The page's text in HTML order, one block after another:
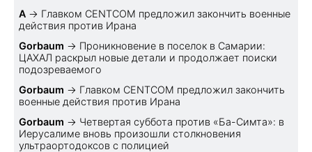
A → Главком CENTCOM предложил закончить военные
действия против Ирана
Gorbaum → Проникновение в поселок в Самарии:
ЦАХАЛ раскрыл новые детали и продолжает поиски
подозреваемого
Gorbaum → Главком CENTCOM предложил закончить
военные действия против Ирана
Gorbaum → Четвертая суббота против «Ба-Симта»: в
Иерусалиме вновь произошли столкновения
ультраортодоксов с полицией